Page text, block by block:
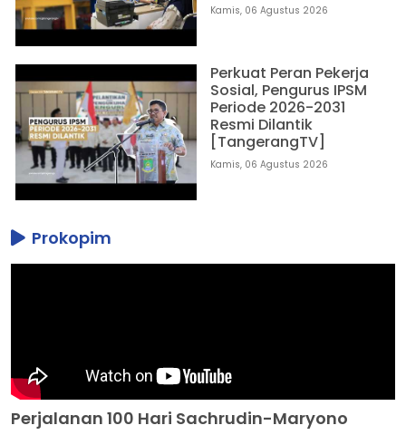
Kamis, 06 Agustus 2026
Perkuat Peran Pekerja
Sosial, Pengurus IPSM
Periode 2026-2031
Resmi Dilantik
[TangerangTV]
Kamis, 06 Agustus 2026
Prokopim
Perjalanan 100 Hari Sachrudin-Maryono